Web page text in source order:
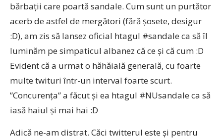
bărbații care poartă sandale. Cum sunt un purtător
acerb de astfel de mergători (fără șosete, desigur
:D), am zis să lansez oficial htagul #sandale ca să îl
luminăm pe simpaticul albanez că ce și că cum :D
Evident că a urmat o hăhăială generală, cu foarte
multe twituri într-un interval foarte scurt.
”Concurența” a făcut și ea htagul #NUsandale ca să
iasă haiul și mai hai :D
Adică ne-am distrat. Căci twitterul este și pentru